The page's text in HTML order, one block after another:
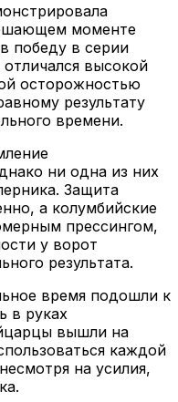
моменте
победу в серии
высокой
осторожностью
результату
времени.
ни одна из них
Защита
а колумбийские
прессингом,
у ворот
результата.
время подошли к
в руках
вышли на
каждой
на усилия,